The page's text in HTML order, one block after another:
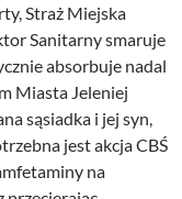
Straż Miejska
Sanitarny smaruje
absorbuje nadal
Miasta Jeleniej
sąsiadka i jej syn,
jest akcja CBŚ
na